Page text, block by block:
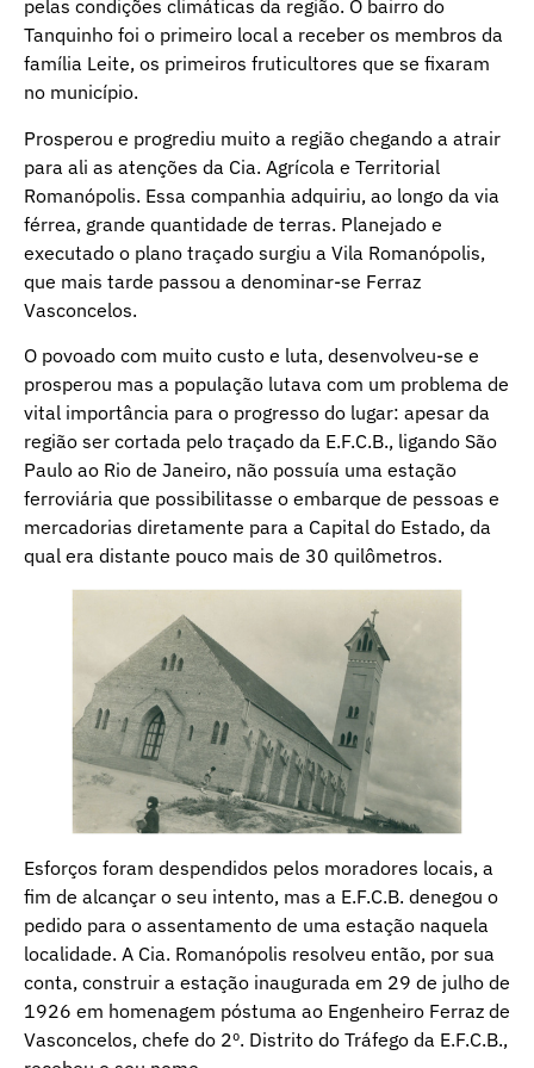
pelas condições climáticas da região. O bairro do
Tanquinho foi o primeiro local a receber os membros da
família Leite, os primeiros fruticultores que se fixaram
no município.
Prosperou e progrediu muito a região chegando a atrair
para ali as atenções da Cia. Agrícola e Territorial
Romanópolis. Essa companhia adquiriu, ao longo da via
férrea, grande quantidade de terras. Planejado e
executado o plano traçado surgiu a Vila Romanópolis,
que mais tarde passou a denominar-se Ferraz
Vasconcelos.
O povoado com muito custo e luta, desenvolveu-se e
prosperou mas a população lutava com um problema de
vital importância para o progresso do lugar: apesar da
região ser cortada pelo traçado da E.F.C.B., ligando São
Paulo ao Rio de Janeiro, não possuía uma estação
ferroviária que possibilitasse o embarque de pessoas e
mercadorias diretamente para a Capital do Estado, da
qual era distante pouco mais de 30 quilômetros.
Esforços foram despendidos pelos moradores locais, a
fim de alcançar o seu intento, mas a E.F.C.B. denegou o
pedido para o assentamento de uma estação naquela
localidade. A Cia. Romanópolis resolveu então, por sua
conta, construir a estação inaugurada em 29 de julho de
1926 em homenagem póstuma ao Engenheiro Ferraz de
Vasconcelos, chefe do 2º. Distrito do Tráfego da E.F.C.B.,